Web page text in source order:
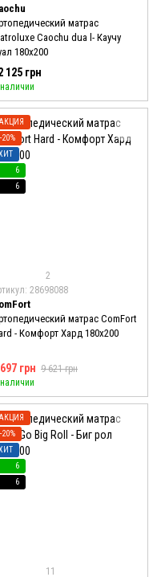
матрас
Caochu dua l- Каучу
180x200
125 грн
АКЦИЯ
6
6
2
28698088
матрас ComFort
- Комфорт Хард 180x200
грн 9 621 грн
АКЦИЯ
6
6
11